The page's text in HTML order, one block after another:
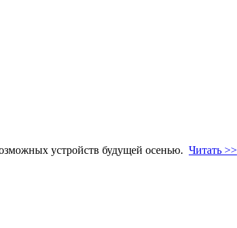
устройств будущей осенью. Читать >>